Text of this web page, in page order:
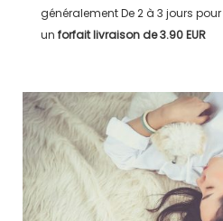
généralementDe 2 à 3 jours
un forfait livraison de3.90 EUR